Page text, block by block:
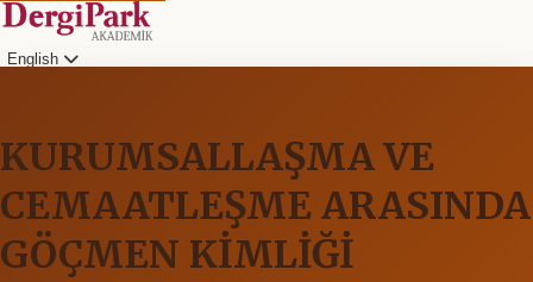
English
KURUMSALLAŞMA VE
CEMAATLEŞME ARASINDA
GÖÇMEN KİMLİĞİ